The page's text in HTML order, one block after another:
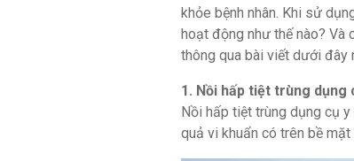
khỏe bệnh nhân. Khi sử
hoạt động như thế nào? Và
thông qua bài viết dưới đây
1. Nồi hấp tiệt trùng dụng
Nồi hấp tiệt trùng dụng cụ
quả vi khuẩn có trên bề